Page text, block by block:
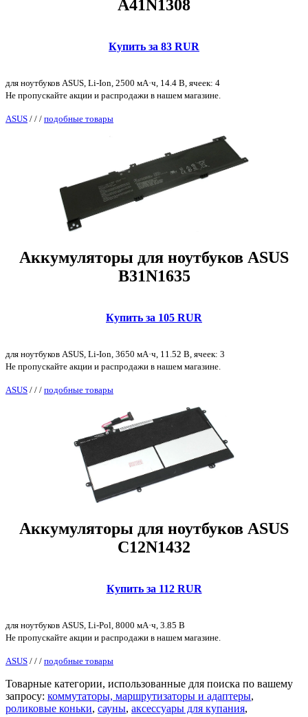
A41N1308
Купить за 83 RUR
для ноутбуков ASUS, Li-Ion, 2500 мА·ч, 14.4 В, ячеек: 4
Не пропускайте акции и распродажи в нашем магазине.
ASUS / / / подобные товары
Аккумуляторы для ноутбуков ASUS
B31N1635
Купить за 105 RUR
для ноутбуков ASUS, Li-Ion, 3650 мА·ч, 11.52 В, ячеек: 3
Не пропускайте акции и распродажи в нашем магазине.
ASUS / / / подобные товары
Аккумуляторы для ноутбуков ASUS
C12N1432
Купить за 112 RUR
для ноутбуков ASUS, Li-Pol, 8000 мА·ч, 3.85 В
Не пропускайте акции и распродажи в нашем магазине.
ASUS / / / подобные товары
Товарные категории, использованные для поиска по вашему
запросу: коммутаторы, маршрутизаторы и адаптеры,
роликовые коньки, сауны, аксессуары для купания,